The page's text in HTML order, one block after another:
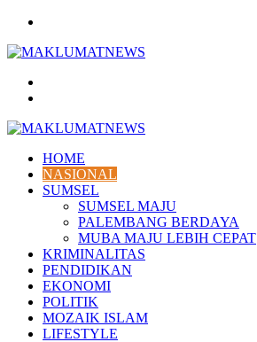
HOME
NASIONAL
SUMSEL
SUMSEL MAJU
PALEMBANG BERDAYA
MUBA MAJU LEBIH CEPAT
KRIMINALITAS
PENDIDIKAN
EKONOMI
POLITIK
MOZAIK ISLAM
LIFESTYLE